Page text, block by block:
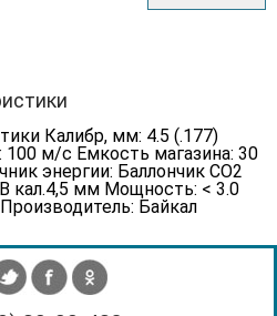
Калибр, мм: 4.5 (.177)
м/c Емкость магазина: 30
энергии: Баллончик СО2
кал.4,5 мм Мощность: < 3.0
Байкал